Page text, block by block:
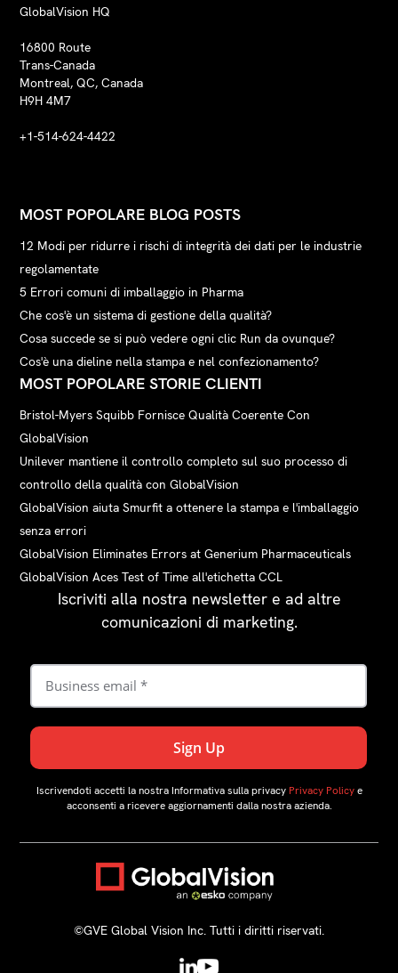
GlobalVision HQ
16800 Route
Trans-Canada
Montreal, QC, Canada
H9H 4M7
+1-514-624-4422
MOST POPOLARE BLOG POSTS
12 Modi per ridurre i rischi di integrità dei dati per le industrie
regolamentate
5 Errori comuni di imballaggio in Pharma
Che cos'è un sistema di gestione della qualità?
Cosa succede se si può vedere ogni clic Run da ovunque?
Cos'è una dieline nella stampa e nel confezionamento?
MOST POPOLARE STORIE CLIENTI
Bristol-Myers Squibb Fornisce Qualità Coerente Con
GlobalVision
Unilever mantiene il controllo completo sul suo processo di
controllo della qualità con GlobalVision
GlobalVision aiuta Smurfit a ottenere la stampa e l'imballaggio
senza errori
GlobalVision Eliminates Errors at Generium Pharmaceuticals
GlobalVision Aces Test of Time all'etichetta CCL
Iscriviti alla nostra newsletter e ad altre
comunicazioni di marketing.
Iscrivendoti accetti la nostra Informativa sulla privacy Privacy Policye
acconsenti a ricevere aggiornamenti dalla nostra azienda.
©️GVE Global Vision Inc. Tutti i diritti riservati.